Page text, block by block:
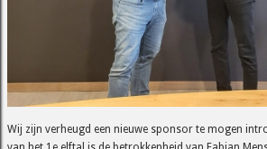
Wij zijn verheugd een nieuwe sponsor te mogen